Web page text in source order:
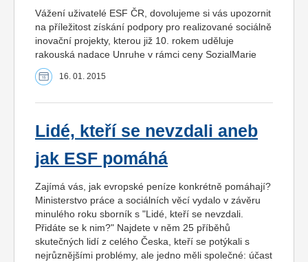
Vážení uživatelé ESF ČR, dovolujeme si vás upozornit
na příležitost získání podpory pro realizované sociálně
inovační projekty, kterou již 10. rokem uděluje
rakouská nadace Unruhe v rámci ceny SozialMarie
16. 01. 2015
Lidé, kteří se nevzdali aneb
jak ESF pomáhá
Zajímá vás, jak evropské peníze konkrétně pomáhají?
Ministerstvo práce a sociálních věcí vydalo v závěru
minulého roku sborník s "Lidé, kteří se nevzdali.
Přidáte se k nim?" Najdete v něm 25 příběhů
skutečných lidí z celého Česka, kteří se potýkali s
nejrůznějšími problémy, ale jedno měli společné: účast